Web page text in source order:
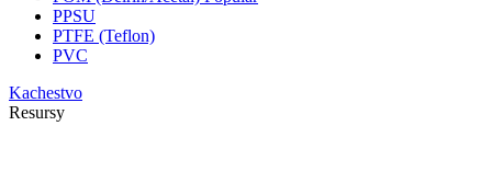
PPSU
PTFE (Teflon)
PVC
Kachestvo
Resursy